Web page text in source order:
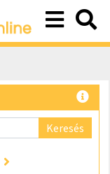
Keresés